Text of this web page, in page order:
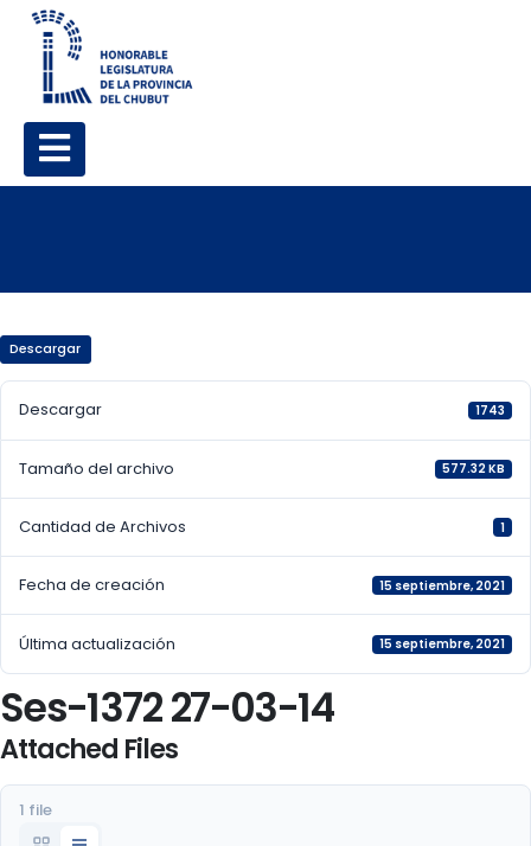
Descargar
Descargar 1743
Tamaño del archivo 577.32 KB
Cantidad de Archivos 1
Fecha de creación 15 septiembre, 2021
Última actualización 15 septiembre, 2021
Ses-1372 27-03-14
Attached Files
1 file